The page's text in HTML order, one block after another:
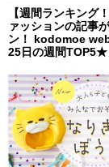
【週間ランキング
ァッションの記事
ン！ kodomoe
25日の週間TOP5★